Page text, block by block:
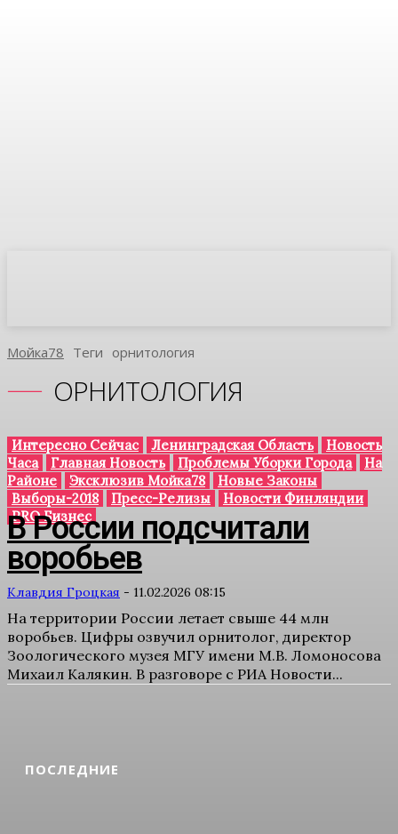
ПОСЛЕДНИЕ
Мойка78 Теги Орнитология
ОРНИТОЛОГИЯ
Интересно Сейчас Ленинградская Область
Новость
Часа
Главная Новость Проблемы Уборки Города
На
Районе
Эксклюзив Мойка78
Новые Законы
Выборы-2018
Пресс-Релизы
Новости Финляндии
PRO Бизнес
В России подсчитали
воробьев
Клавдия Гроцкая - 11.02.2026 08:15
На территории России летает свыше 44 млн
воробьев. Цифры озвучил орнитолог, директор
Зоологического музея МГУ имени М.В. Ломоносова
Михаил Калякин. В разговоре с РИА Новости...